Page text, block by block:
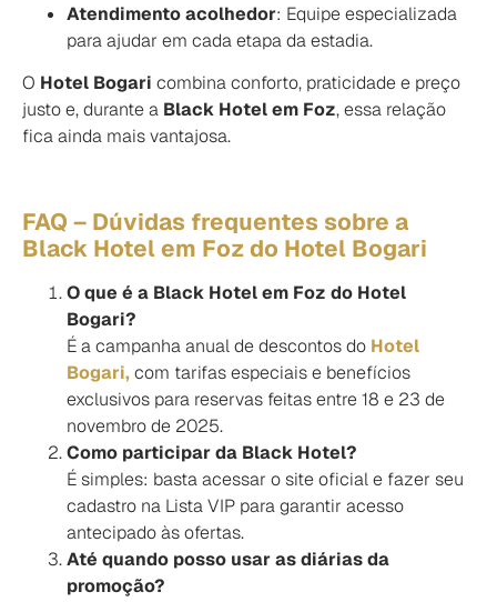
Atendimento acolhedor: Equipe especializada
para ajudar em cada etapa da estadia.
O Hotel Bogari combina conforto, praticidade e preço
justo e, durante a Black Hotel em Foz, essa relação
fica ainda mais vantajosa.
FAQ – Dúvidas frequentes sobre a
Black Hotel em Foz do Hotel Bogari
O que é a Black Hotel em Foz do Hotel
Bogari?
É a campanha anual de descontos do Hotel
Bogari,com tarifas especiais e benefícios
exclusivos para reservas feitas entre 18 e 23 de
novembro de 2025.
Como participar da Black Hotel?
É simples: basta acessar o site oficial e fazer seu
cadastro na Lista VIP para garantir acesso
antecipado às ofertas.
Até quando posso usar as diárias da
promoção?